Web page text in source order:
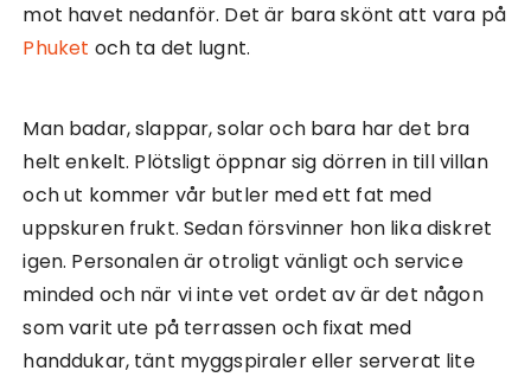
mot havet nedanför. Det är bara skönt att vara på
Phuket och ta det lugnt.
Man badar, slappar, solar och bara har det bra
helt enkelt. Plötsligt öppnar sig dörren in till villan
och ut kommer vår butler med ett fat med
uppskuren frukt. Sedan försvinner hon lika diskret
igen. Personalen är otroligt vänligt och service
minded och när vi inte vet ordet av är det någon
som varit ute på terrassen och fixat med
handdukar, tänt myggspiraler eller serverat lite